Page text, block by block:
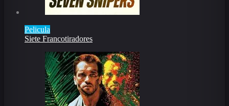
Pelicula
Siete Francotiradores